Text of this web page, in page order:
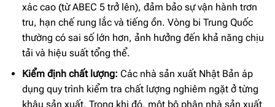
xác cao (từ ABEC 5 trở lên), đảm bảo sự vận hành trơn
tru, hạn chế rung lắc và tiếng ồn. Vòng bi Trung Quốc
thường có sai số lớn hơn, ảnh hưởng đến khả năng chịu
tải và hiệu suất tổng thể.
Kiểm định chất lượng: Các nhà sản xuất Nhật Bản áp
dụng quy trình kiểm tra chất lượng nghiêm ngặt ở từng
khâu sản xuất. Trong khi đó, một bộ phận nhà sản xuất